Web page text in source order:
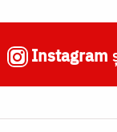
Instagram